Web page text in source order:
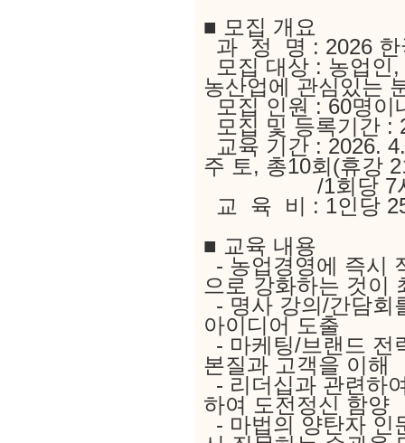
■ 모집 개요
과 정 명 : 2026 한
모집 대상 : 농업인
농산업에 관심있는
모집 인원 : 60명이
모집 및 등록기간 :
교육 기간 : 2026.
주 토, 총10회(휴강
/1회당 7
교 육 비 : 1인당
■ 교육 내용
- 농업경영에 즉시
으로 강화하는 것이
- 명사 강의/간담회
아이디어 도출
- 마케팅/브랜드 전
본질과 고객을 이해
- 리더십과 관련하
하여 도전정신 함양
- 마법의 양탄자 인